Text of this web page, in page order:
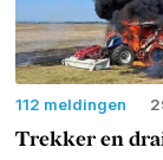
112 meldingen
Trekker en